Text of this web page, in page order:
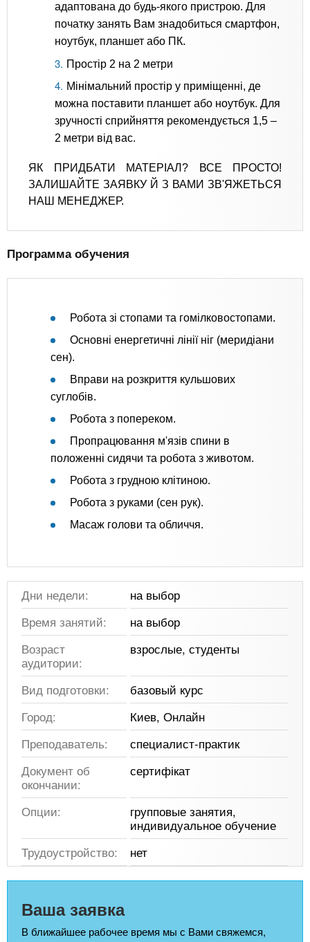
адаптована до будь-якого пристрою. Для
початку занять Вам знадобиться смартфон,
ноутбук, планшет або ПК.
Простір 2 на 2 метри
Мінімальний простір у приміщенні, де
можна поставити планшет або ноутбук. Для
зручності сприйняття рекомендується 1,5 –
2 метри від вас.
ЯК ПРИДБАТИ МАТЕРІАЛ? ВСЕ ПРОСТО!
ЗАЛИШАЙТЕ ЗАЯВКУ Й З ВАМИ ЗВ'ЯЖЕТЬСЯ
НАШ МЕНЕДЖЕР.
Программа обучения
Робота зі стопами та гомілковостопами.
Основні енергетичні лінії ніг (меридіани
сен).
Вправи на розкриття кульшових
суглобів.
Робота з попереком.
Пропрацювання м'язів спини в
положенні сидячи та робота з животом.
Робота з грудною клітиною.
Робота з руками (сен рук).
Масаж голови та обличчя.
Дни недели:
на выбор
Время занятий:
на выбор
Возраст
аудитории:
взрослые, студенты
Вид подготовки:
базовый курс
Город:
Киев, Онлайн
Преподаватель:
специалист-практик
Документ об
окончании:
сертифікат
Опции:
групповые занятия,
индивидуальное обучение
Трудоустройство:
нет
Ваша заявка
В ближайшее рабочее время мы с Вами свяжемся,